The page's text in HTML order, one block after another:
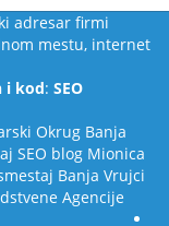
adresar firmi
mestu, internet
i kod: SEO
Okrug Banja
SEO blog Mionica
Banja Vrujci
Agencije